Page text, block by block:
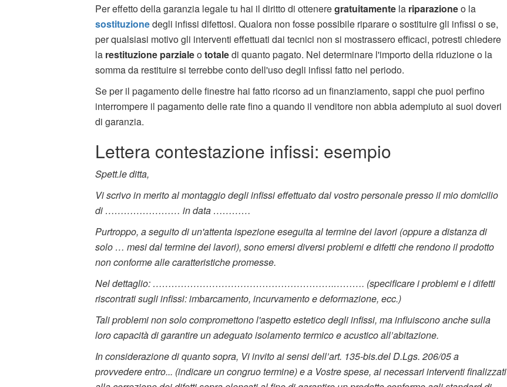
Per effetto della garanzia legale tu hai il diritto di otteneregratuitamente la riparazioneo la
sostituzionedegli infissi difettosi. Qualora non fosse possibile riparare o sostituire gli infissi o se,
per qualsiasi motivo gli interventi effettuati dai tecnici non si mostrassero efficaci, potresti chiedere
la restituzione parzialeototaledi quanto pagato. Nel determinare l'importo della riduzione o la
somma da restituire si terrebbe conto dell'uso degli infissi fatto nel periodo.
Se per il pagamento delle finestre hai fatto ricorso ad un finanziamento, sappi che puoi perfino
interrompere il pagamento delle rate fino a quando il venditore non abbia adempiuto ai suoi doveri
di garanzia.
Lettera contestazione infissi: esempio
Spett.le ditta,
Vi scrivo in merito al montaggio degli infissi effettuato dal vostro personale presso il mio domicilio
di …………………… in data …………
Purtroppo, a seguito di un'attenta ispezione eseguita al termine dei lavori (oppure a distanza di
solo … mesi dal termine dei lavori), sono emersi diversi problemi e difetti che rendono il prodotto
non conforme alle caratteristiche promesse.
Nel dettaglio: ………………………………………………….………. (specificare i problemi e i difetti
riscontrati sugli infissi: imbarcamento, incurvamento e deformazione, ecc.)
Tali problemi non solo compromettono l'aspetto estetico degli infissi, ma influiscono anche sulla
loro capacità di garantire un adeguato isolamento termico e acustico all’abitazione.
In considerazione di quanto sopra, Vi invito ai sensi dell’art. 135-bis.del D.Lgs. 206/05 a
provvedere entro... (indicare un congruo termine) e a Vostre spese, ai necessari interventi finalizzati